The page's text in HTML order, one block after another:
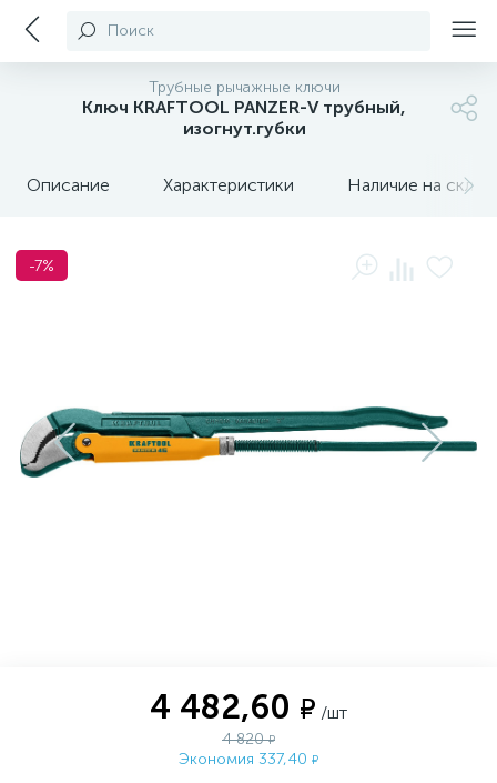
Поиск
Трубные рычажные ключи
Ключ KRAFTOOL PANZER-V трубный,
изогнут.губки
Описание Характеристики Наличие на
-7%
4 482,60 ₽ /шт
4 820₽
Экономия 337,40 ₽